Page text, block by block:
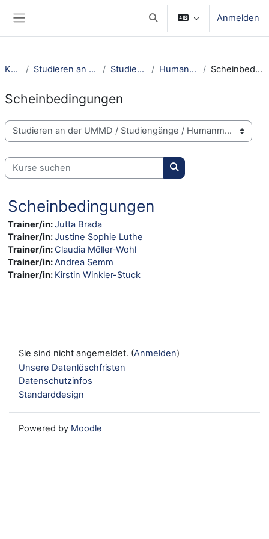
Sucheingabe umschalten
Anmelden
Kurse Studieren an der UMMD Studiengänge Humanmedizin Scheinbedingungen
Scheinbedingungen
Kursbereiche
Kurse suchen
Kurse suchen
Scheinbedingungen
Trainer/in:Jutta Brada
Trainer/in:Justine Sophie Luthe
Trainer/in: Claudia Möller-Wohl
Trainer/in:Andrea Semm
Trainer/in: Kirstin Winkler-Stuck
Sie sind nicht angemeldet. (Anmelden)
Unsere Datenlöschfristen
Datenschutzinfos
Standarddesign
Powered by Moodle